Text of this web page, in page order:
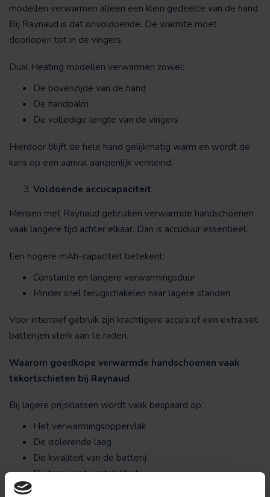
modellen verwarmen alleen een klein gedeelte van de hand.
Bij Raynaud is dat onvoldoende. De warmte moet
doorlopen tot in de vingers.
Dual Heating modellen verwarmen zowel:
De bovenzijde van de hand
De handpalm
De volledige lengte van de vingers
Hierdoor blijft de hele hand gelijkmatig warm en wordt de
kans op een aanval aanzienlijk verkleind.
Voldoende accucapaciteit
Mensen met Raynaud gebruiken verwarmde handschoenen
vaak langere tijd achter elkaar. Dan is accuduur essentieel.
Een hogere mAh-capaciteit betekent:
Constante en langere verwarmingsduur
Minder snel terugschakelen naar lagere standen
Voor intensief gebruik zijn krachtigere accu’s of een extra set
batterijen sterk aan te raden.
Waarom goedkope verwarmde handschoenen vaak
tekortschieten bij Raynaud
Bij lagere prijsklassen wordt vaak bespaard op:
Het verwarmingsoppervlak
De isolerende laag
De kwaliteit van de batterij
De temperatuurstabiliteit